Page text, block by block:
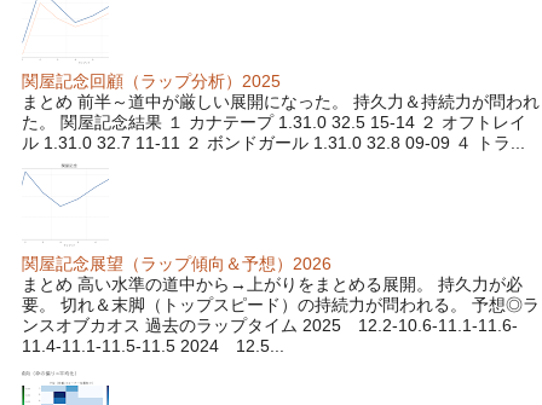
関屋記念回顧（ラップ分析）2025
まとめ 前半～道中が厳しい展開になった。 持久力＆持続力が問われ
た。 関屋記念結果 １ カナテープ 1.31.0 32.5 15-14 ２ オフトレイ
ル 1.31.0 32.7 11-11 ２ ボンドガール 1.31.0 32.8 09-09 ４ トラ...
関屋記念展望（ラップ傾向＆予想）2026
まとめ 高い水準の道中から→上がりをまとめる展開。 持久力が必
要。 切れ＆末脚（トップスピード）の持続力が問われる。 予想◎ラ
ンスオブカオス 過去のラップタイム 2025 12.2-10.6-11.1-11.6-
11.4-11.1-11.5-11.5 2024 12.5...